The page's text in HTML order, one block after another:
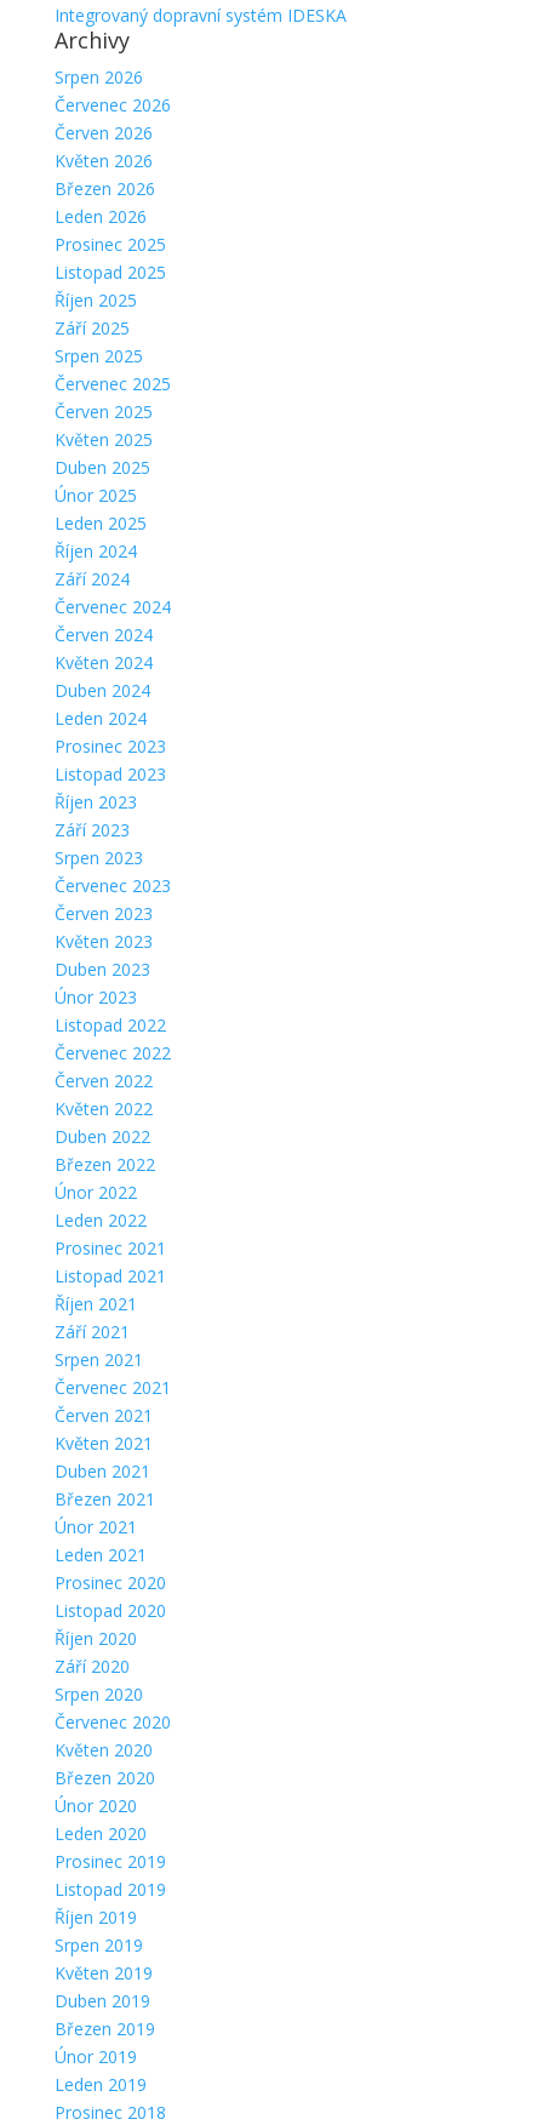
Integrovaný dopravní systém IDESKA
Archivy
Srpen 2026
Červenec 2026
Červen 2026
Květen 2026
Březen 2026
Leden 2026
Prosinec 2025
Listopad 2025
Říjen 2025
Září 2025
Srpen 2025
Červenec 2025
Červen 2025
Květen 2025
Duben 2025
Únor 2025
Leden 2025
Říjen 2024
Září 2024
Červenec 2024
Červen 2024
Květen 2024
Duben 2024
Leden 2024
Prosinec 2023
Listopad 2023
Říjen 2023
Září 2023
Srpen 2023
Červenec 2023
Červen 2023
Květen 2023
Duben 2023
Únor 2023
Listopad 2022
Červenec 2022
Červen 2022
Květen 2022
Duben 2022
Březen 2022
Únor 2022
Leden 2022
Prosinec 2021
Listopad 2021
Říjen 2021
Září 2021
Srpen 2021
Červenec 2021
Červen 2021
Květen 2021
Duben 2021
Březen 2021
Únor 2021
Leden 2021
Prosinec 2020
Listopad 2020
Říjen 2020
Září 2020
Srpen 2020
Červenec 2020
Květen 2020
Březen 2020
Únor 2020
Leden 2020
Prosinec 2019
Listopad 2019
Říjen 2019
Srpen 2019
Květen 2019
Duben 2019
Březen 2019
Únor 2019
Leden 2019
Prosinec 2018